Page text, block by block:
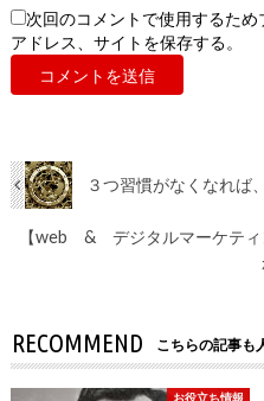
次回のコメントで使用するた
アドレス、サイトを保存する。
３つ習慣がなくなれば
【web & デジタルマーケテ
RECOMMEND こちらの記事も
お役立ち情報